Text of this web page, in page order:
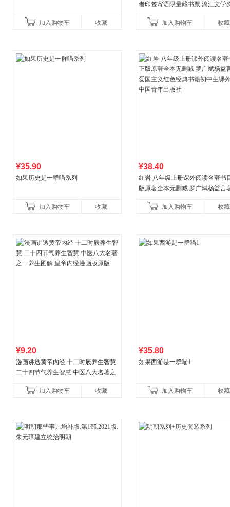
加入购物车 收藏
者印签寄语限量藏书票 漓江文学
加入购物车 收藏
¥35.90
如果历史是一群喵系列
加入购物车 收藏
¥38.40
红岩 八年级上册课外阅读名著书
版原著全本无删减 罗广斌杨益言
国青年出版社加入购物车 收藏
¥9.20
漫画讲透黄帝内经 十二时辰养生智慧
二十四节气养生智慧 中医八大名著之
加入购物车
收藏
¥35.80
如果西游是一群喵1
加入购物车 收藏